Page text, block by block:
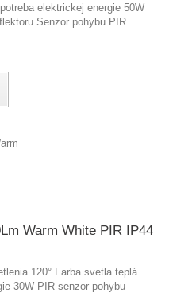
elektrickej energie 50W
Senzor pohybu PIR
Warm White PIR IP44
120° Farba svetla teplá
30W PIR senzor pohybu